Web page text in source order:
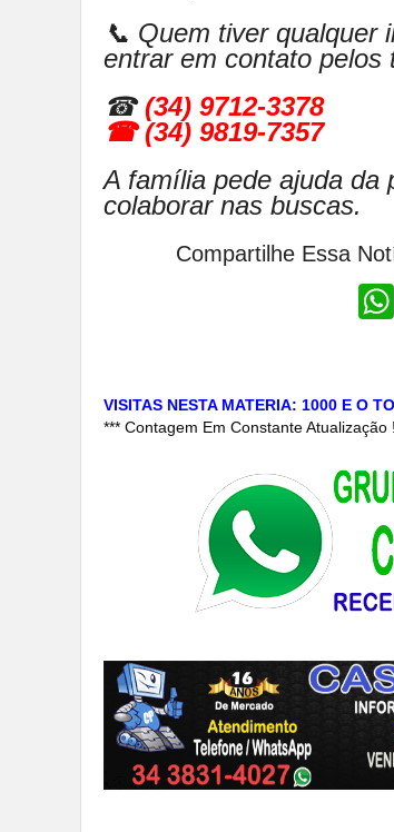
📞 Quem tiver qualquer
entrar em contato pelos
☎(34) 9712-3378
☎ (34) 9819-7357
A família pede ajuda da
colaborar nas buscas.
Compartilhe Essa
VISITAS NESTA MATERIA: 1000 E O
*** Contagem Em Constante Atualização